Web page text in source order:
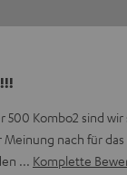
500 Kombo2 sind
nach für
Komplette